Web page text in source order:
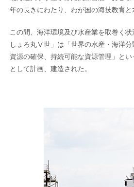
年の長きにわたり、わが国の海技教育
この間、海洋環境及び水産業を取巻く
しょろ丸Ⅴ世」は「世界の水産・海洋
資源の確保、持続可能な資源管理」と
として計画、建造された。